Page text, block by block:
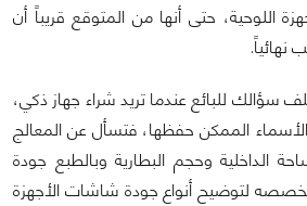
اللوحية، حتى أنها من المتوقع قريباً أن
سؤالك للبائع عندما تريد شراء جهاز ذكي،
الممكن حفظها، فتسأل عن المعالج
الداخلية وحجم البطارية وبالطبع جودة
لتوضيح أنواع جودة شاشات الأجهزة